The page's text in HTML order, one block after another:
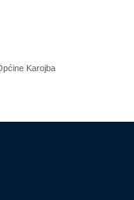
Karojba